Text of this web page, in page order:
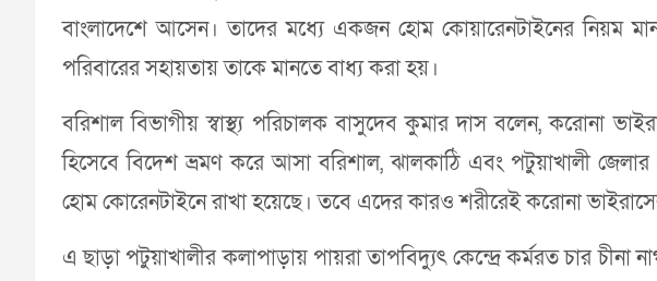
বাংলাদেশে আসেন। তাদের মধ্যে একজন হোম কোয়ারেনটাইনের নিয়ম
পরিবারের সহায়তায় তাকে মানতে বাধ্য করা হয়।
বরিশাল বিভাগীয় স্বাস্থ্য পরিচালক বাসুদেব কুমার দাস বলেন, করোনা
হিসেবে বিদেশ ভ্রমণ করে আসা বরিশাল, ঝালকাঠি এবং পটুয়াখালী
হোম কোরেনটাইনে রাখা হয়েছে। তবে এদের কারও শরীরেই করোনা
এ ছাড়া পটুয়াখালীর কলাপাড়ায় পায়রা তাপবিদ্যুৎ কেন্দ্রে কর্মরত চার চীনা